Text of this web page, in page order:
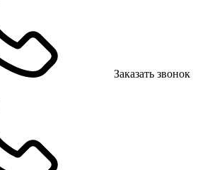
Заказать звонок